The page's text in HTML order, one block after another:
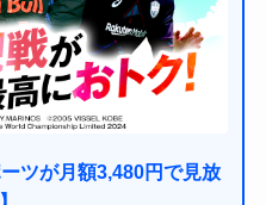
ツが月額3,480円で見放